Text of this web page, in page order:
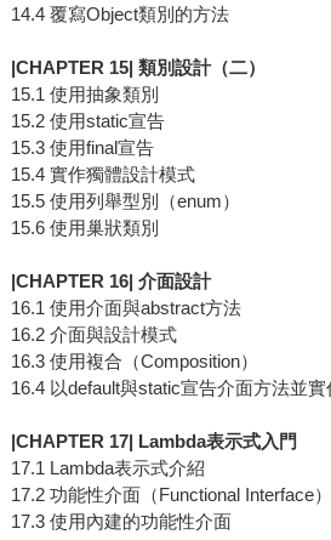
14.4 覆寫Object類別的方法
|CHAPTER 15| 類別設計（二）
15.1 使用抽象類別
15.2 使用static宣告
15.3 使用final宣告
15.4 實作獨體設計模式
15.5 使用列舉型別（enum）
15.6 使用巢狀類別
|CHAPTER 16| 介面設計
16.1 使用介面與abstract方法
16.2 介面與設計模式
16.3 使用複合（Composition）
16.4 以default與static宣告介面方法並實
|CHAPTER 17| Lambda表示式入門
17.1 Lambda表示式介紹
17.2 功能性介面（Functional Interface
17.3 使用內建的功能性介面